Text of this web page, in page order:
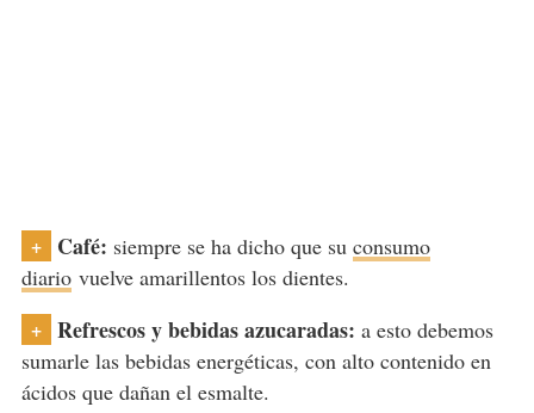
+ Café: siempre se ha dicho que su consumo
diariovuelve amarillentos los dientes.
+ Refrescos y bebidas azucaradas: a esto debemos
sumarle las bebidas energéticas, con alto contenido en
ácidos que dañan el esmalte.